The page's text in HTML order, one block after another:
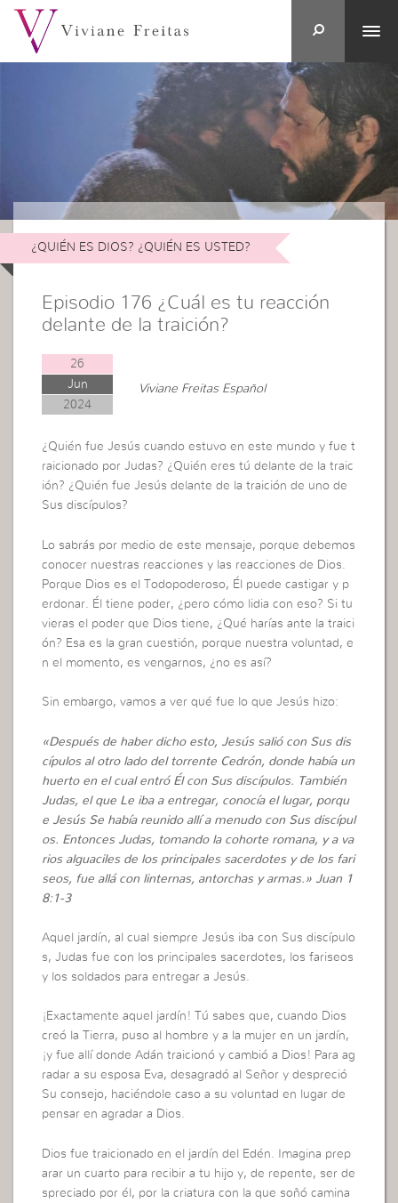
¿QUIÉN ES DIOS? ¿QUIÉN ES USTED?
Episodio 176 ¿Cuál es tu reacción
delante de la traición?
26
Jun
2024
Viviane Freitas Español
¿Quién fue Jesús cuando estuvo en este mundo y fue t
raicionado por Judas? ¿Quién eres tú delante de la traic
ión? ¿Quién fue Jesús delante de la traición de uno de
Sus discípulos?
Lo sabrás por medio de este mensaje, porque debemos
conocer nuestras reacciones y las reacciones de Dios.
Porque Dios es el Todopoderoso, Él puede castigar y p
erdonar. Él tiene poder, ¿pero cómo lidia con eso? Si tu
vieras el poder que Dios tiene, ¿Qué harías ante la traici
ón? Esa es la gran cuestión, porque nuestra voluntad, e
n el momento, es vengarnos, ¿no es así?
Sin embargo, vamos a ver qué fue lo que Jesús hizo:
«Después de haber dicho esto, Jesús salió con Sus dis
cípulos al otro lado del torrente Cedrón, donde había un
huerto en el cual entró Él con Sus discípulos. También
Judas, el que Le iba a entregar, conocía el lugar, porqu
e Jesús Se había reunido allí a menudo con Sus discípul
os. Entonces Judas, tomando la cohorte romana, y a va
rios alguaciles de los principales sacerdotes y de los fari
seos, fue allá con linternas, antorchas y armas.» Juan 1
8:1-3
Aquel jardín, al cual siempre Jesús iba con Sus discípulo
s, Judas fue con los principales sacerdotes, los fariseos
y los soldados para entregar a Jesús.
¡Exactamente aquel jardín! Tú sabes que, cuando Dios
creó la Tierra, puso al hombre y a la mujer en un jardín,
¡y fue allí donde Adán traicionó y cambió a Dios! Para ag
radar a su esposa Eva, desagradó al Señor y despreció
Su consejo, haciéndole caso a su voluntad en lugar de
pensar en agradar a Dios.
Dios fue traicionado en el jardín del Edén. Imagina prep
arar un cuarto para recibir a tu hijo y, de repente, ser de
spreciado por él, por la criatura con la que soñó camina